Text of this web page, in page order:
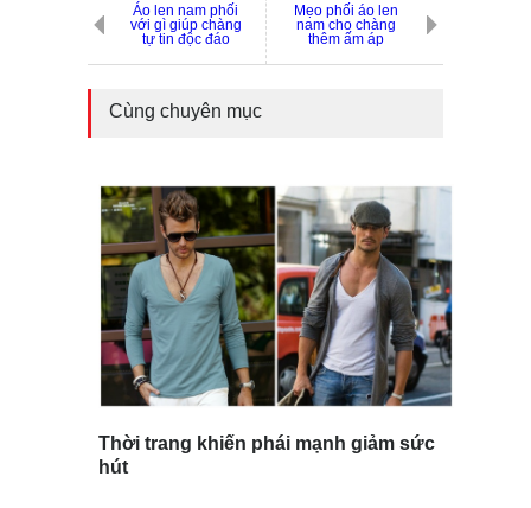
Áo len nam phối
với gì giúp chàng
tự tin độc đáo
Mẹo phối áo len
nam cho chàng
thêm ấm áp
Cùng chuyên mục
Thời trang khiến phái mạnh giảm sức
hút